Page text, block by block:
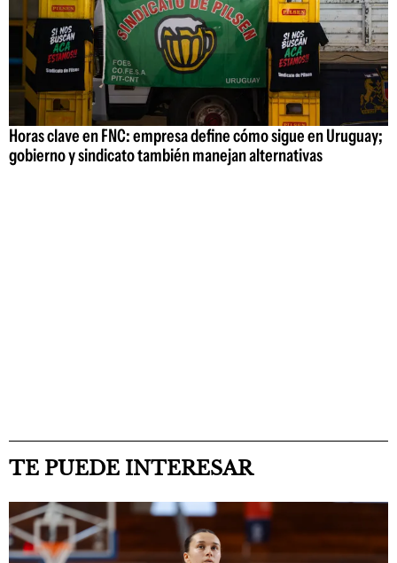
Horas clave en FNC: empresa define cómo sigue en Uruguay;
gobierno y sindicato también manejan alternativas
TE PUEDE INTERESAR